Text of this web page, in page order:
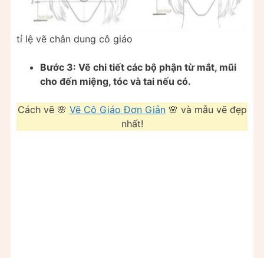
tỉ lệ vẽ chân dung cô giáo
Bước 3: Vẽ chi tiết các bộ phận từ mắt, mũi
cho đến miệng, tóc và tai nếu có.
Cách vẽ 🌸 Vẽ Cô Giáo Đơn Giản🌸 và mẫu vẽ đẹp
nhất!